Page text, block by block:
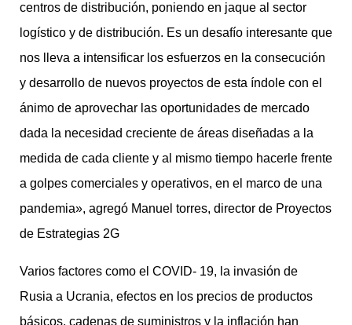
centros de distribución, poniendo en jaque al sector
logístico y de distribución. Es un desafío interesante que
nos lleva a intensificar los esfuerzos en la consecución
y desarrollo de nuevos proyectos de esta índole con el
ánimo de aprovechar las oportunidades de mercado
dada la necesidad creciente de áreas diseñadas a la
medida de cada cliente y al mismo tiempo hacerle frente
a golpes comerciales y operativos, en el marco de una
pandemia», agregó Manuel torres, director de Proyectos
de Estrategias 2G
Varios factores como el COVID- 19, la invasión de
Rusia a Ucrania, efectos en los precios de productos
básicos, cadenas de suministros y la inflación han